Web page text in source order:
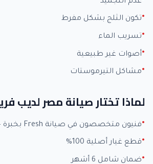
تكون الثلج بشكل مفرط
تسريب الماء
أصوات غير طبيعية
مشاكل التيرموستات
لماذا تختار صيانة مصر لديب
فنيون متخصصون في صيانة Fresh بخبرة +15 عاماً
قطع غيار أصلية 100%
ضمان شامل 6 أشهر